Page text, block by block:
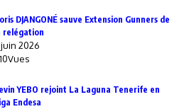
DJANGONÉ sauve Extension Gunners de
relégation
2026
YEBO rejoint La Laguna Tenerife en
Endesa